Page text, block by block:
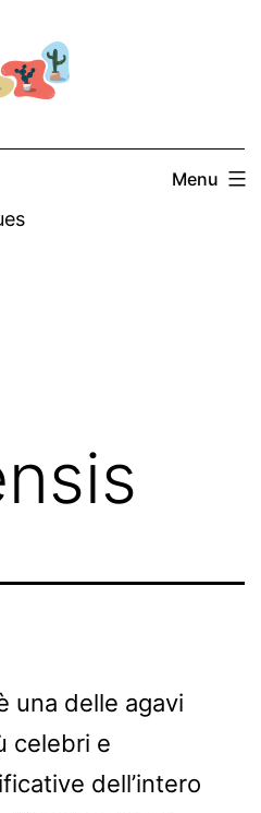
Menu
una delle agavi
celebri e
dell’intero